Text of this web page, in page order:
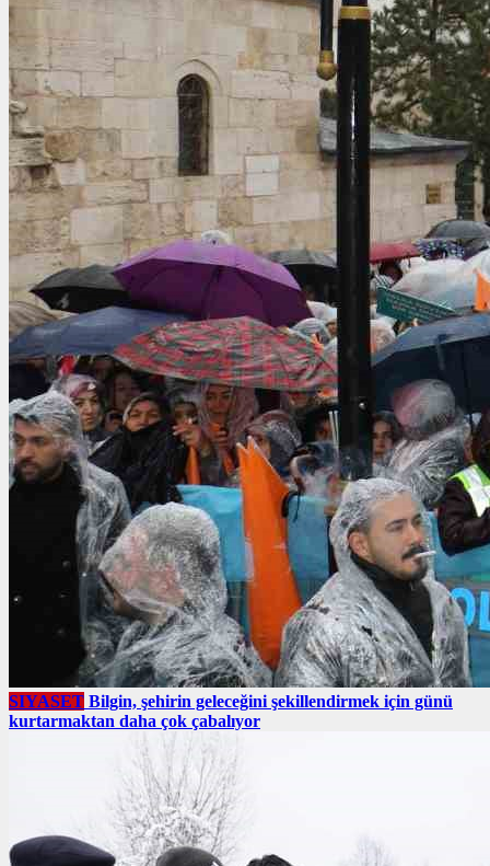
SIYASET Bilgin, şehirin geleceğini şekillendirmek için günü
kurtarmaktan daha çok çabalıyor